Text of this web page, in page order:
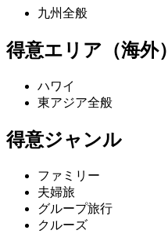
九州全般
得意エリア（海外）
ハワイ
東アジア全般
得意ジャンル
ファミリー
夫婦旅
グループ旅行
クルーズ